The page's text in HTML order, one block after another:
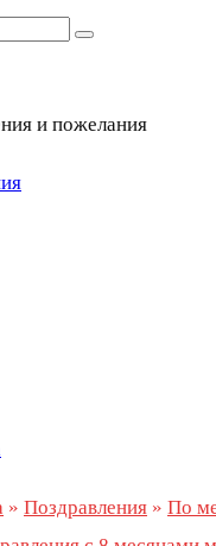
и пожелания
» Поздравления » По